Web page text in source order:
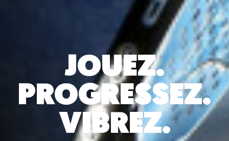
JOUEZ.
PROGRESSEZ.
VIBREZ.